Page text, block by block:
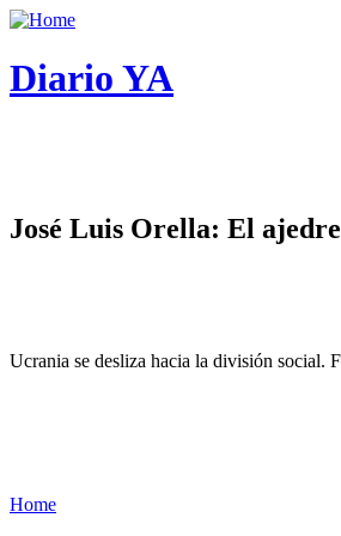
Diario YA
José Luis Orella: El
Ucrania se desliza hacia la división social.
Home